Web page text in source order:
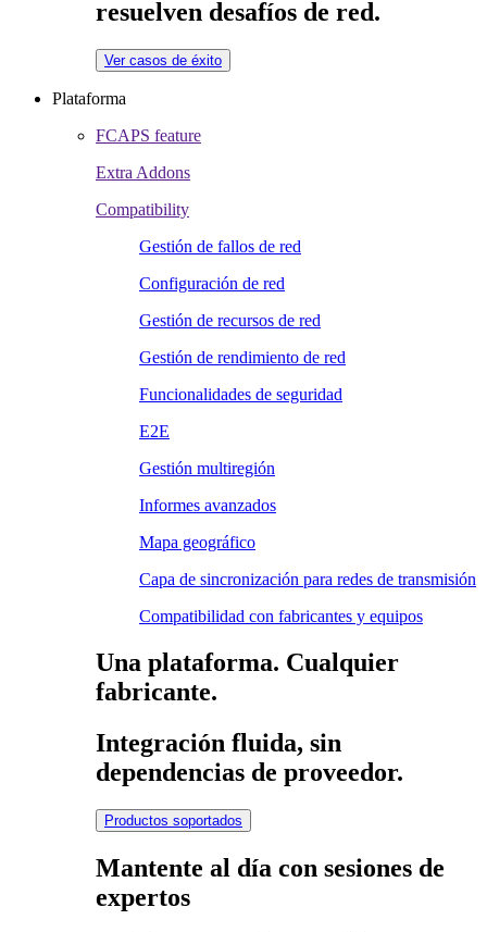
resuelven desafíos de red.
Ver casos de éxito
Plataforma
FCAPS feature
Extra Addons
Compatibility
Gestión de fallos de red
Configuración de red
Gestión de recursos de red
Gestión de rendimiento de red
Funcionalidades de seguridad
E2E
Gestión multiregión
Informes avanzados
Mapa geográfico
Capa de sincronización para redes de transmisión
Compatibilidad con fabricantes y equipos
Una plataforma. Cualquier
fabricante.
Integración fluida, sin
dependencias de proveedor.
Productos soportados
Mantente al día con sesiones de
expertos